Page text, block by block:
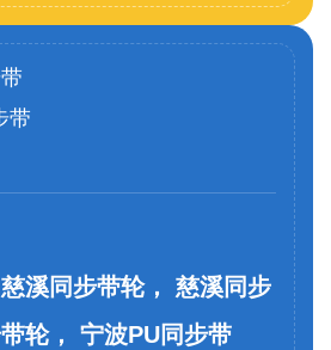
带
溪同步带轮， 慈溪同步
轮， 宁波PU同步带